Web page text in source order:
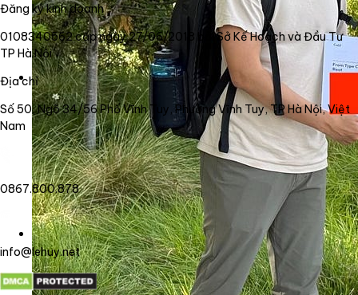
Đăng ký kinh doanh
0108340562 cấp ngày 27/06/2018 bởi Sở Kế Hoạch và Đầu Tư
TP Hà Nội
Địa chỉ
Số 50, Ngõ 34/56 Phố Vĩnh Tuy, Phường Vĩnh Tuy, TP Hà Nội, Việt
Nam
0867.800.878
info@lehuy.net